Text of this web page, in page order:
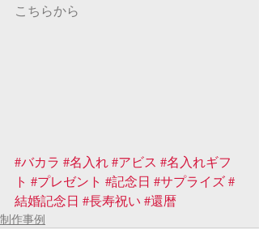
こちらから
#バカラ #名入れ#アビス #名入れギフ
ト #プレゼント #記念日 #サプライズ#
結婚記念日 #長寿祝い #還暦
制作事例